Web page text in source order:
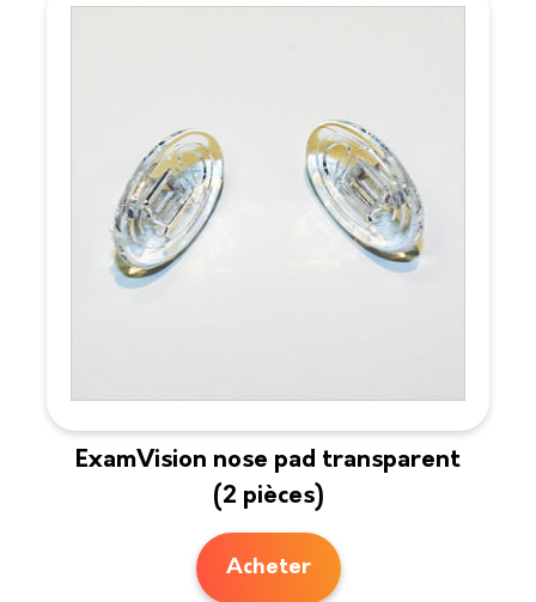
ExamVision nose pad transparent
(2 pièces)
Acheter